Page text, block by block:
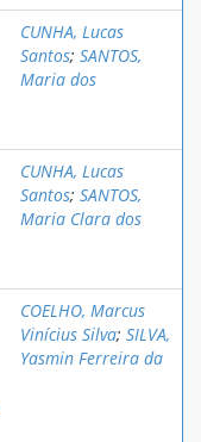
CUNHA, Lucas
Santos; SANTOS,
Maria dos
CUNHA, Lucas
Santos; SANTOS,
Maria Clara dos
COELHO, Marcus
Vinícius Silva; SILVA,
Yasmin Ferreira da